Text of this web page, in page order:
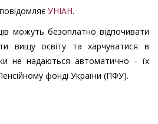
УНІАН.
можуть безоплатно відпочивати
вищу освіту та харчуватися в
не надаються автоматично – їх
фонді України (ПФУ).